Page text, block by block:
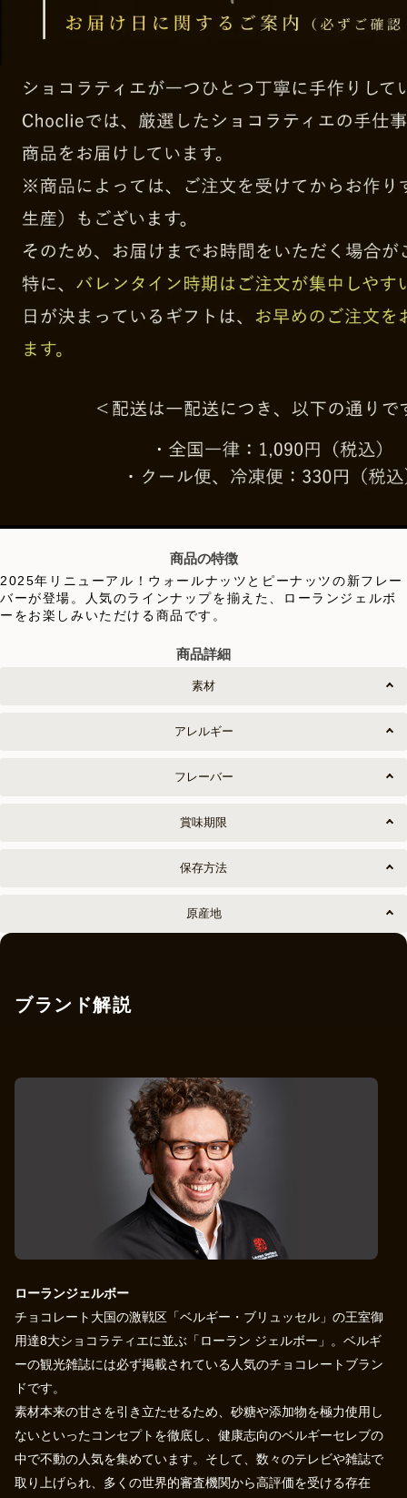
商品の特徴
2025年リニューアル！ウォールナッツとピーナッツの新フレー
バーが登場。人気のラインナップを揃えた、ローランジェルボ
ーをお楽しみいただける商品です。
商品詳細
素材
アレルギー
フレーバー
賞味期限
保存方法
原産地
ブランド解説
ローランジェルボー
チョコレート大国の激戦区「ベルギー・ブリュッセル」の王室御
用達8大ショコラティエに並ぶ「ローラン ジェルボー」。ベルギ
ーの観光雑誌には必ず掲載されている人気のチョコレートブラン
ドです。
素材本来の甘さを引き立たせるため、砂糖や添加物を極力使用し
ないといったコンセプトを徹底し、健康志向のベルギーセレブの
中で不動の人気を集めています。そして、数々のテレビや雑誌で
取り上げられ、多くの世界的審査機関から高評価を受ける存在